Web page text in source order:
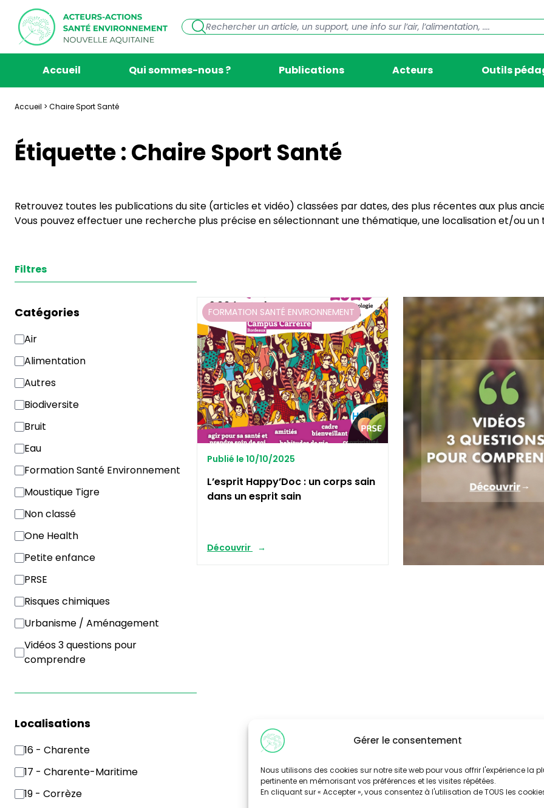
Gérer le consentement
Nous utilisons des cookies sur notre site web pour vous offrir l'expérience la
pertinente en mémorisant vos préférences et les visites répétées.
En cliquant sur « Accepter », vous consentez à l'utilisation de TOUS les
Accueil Qui sommes-nous ? Publications Acteurs Outils
Accueil > Chaire Sport Santé
Étiquette :Chaire Sport Santé
Retrouvez toutes les publications du site (articles et vidéo) classées par dates, des plus récentes aux plus
Vous pouvez effectuer une recherche plus précise en sélectionnant une thématique, une localisation et/ou
Filtres
Catégories
Air
Alimentation
Autres
Biodiversite
Bruit
Eau
Formation Santé Environnement
Moustique Tigre
Non classé
One Health
Petite enfance
PRSE
Risques chimiques
Urbanisme / Aménagement
Vidéos 3 questions pour
comprendre
Localisations
16 - Charente
17 - Charente-Maritime
19 - Corrèze
FORMATION SANTÉ ENVIRONNEMENT
Publié le 10/10/2025
L’esprit Happy’Doc : un corps sain
dans un esprit sain
Découvrir